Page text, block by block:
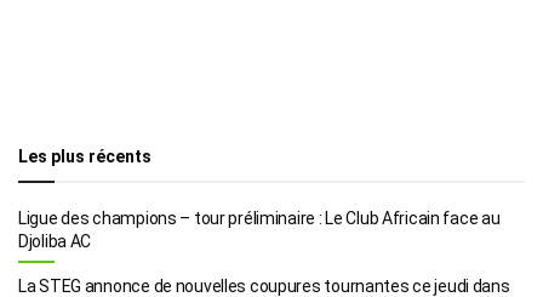
Les plus récents
Ligue des champions – tour préliminaire : Le Club Africain face au
Djoliba AC
La STEG annonce de nouvelles coupures tournantes ce jeudi dans